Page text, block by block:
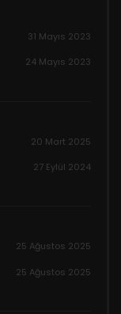
31 Mayıs 2023
24 Mayıs 2023
20 Mart 2025
27 Eylül 2024
25 Ağustos 2025
25 Ağustos 2025